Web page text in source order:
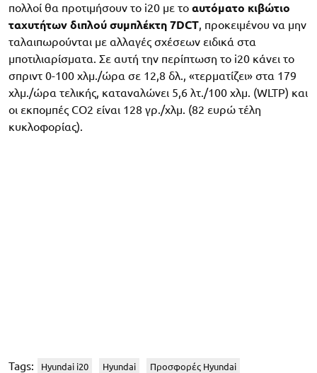
πολλοί θα προτιμήσουν το i20 με το αυτόματο κιβώτιο
ταχυτήτων διπλού συμπλέκτη 7DCT , προκειμένου να μην
ταλαιπωρούνται με αλλαγές σχέσεων ειδικά στα
μποτιλιαρίσματα. Σε αυτή την περίπτωση το i20 κάνει το
σπριντ 0-100 χλμ./ώρα σε 12,8 δλ., «τερματίζει» στα 179
χλμ./ώρα τελικής, καταναλώνει 5,6 λτ./100 χλμ. (WLTP) και
οι εκπομπές CO2 είναι 128 γρ./χλμ. (82 ευρώ τέλη
κυκλοφορίας).
Tags: Hyundai i20 Hyundai Προσφορές Hyundai